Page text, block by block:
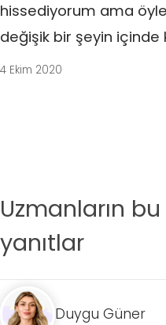
hissediyorum ama
değişik bir şeyin içinde
4 Ekim 2020
Uzmanların
yanıtlar
Duygu Güner